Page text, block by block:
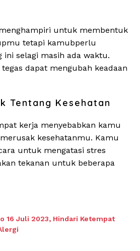
untuk membentuk
tetapi kamubperlu
ini selagi masih ada waktu.
dapat mengubah keadaan
Tentang Kesehatan
kerja menyebabkan kamu
kesehatanmu. Kamu
untuk mengatasi stres
tekanan untuk beberapa
16 Juli 2023, Hindari Ketempat